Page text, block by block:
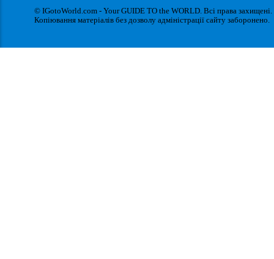
© IGotoWorld.com - Your GUIDE TO the WORLD. Всі права захищені.
Копіювання матеріалів без дозволу адміністрації сайту заборонено.